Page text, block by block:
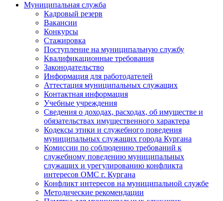
Муниципальная служба
Кадровый резерв
Вакансии
Конкурсы
Стажировка
Поступление на муниципальную службу
Квалификационные требования
Законодательство
Информация для работодателей
Аттестация муниципальных служащих
Контактная информация
Учебные учреждения
Сведения о доходах, расходах, об имуществе и
обязательствах имущественного характера
Кодексы этики и служебного поведения
муниципальных служащих города Кургана
Комиссии по соблюдению требований к
служебному поведению муниципальных
служащих и урегулированию конфликта
интересов ОМС г. Кургана
Конфликт интересов на муниципальной службе
Методические рекомендации